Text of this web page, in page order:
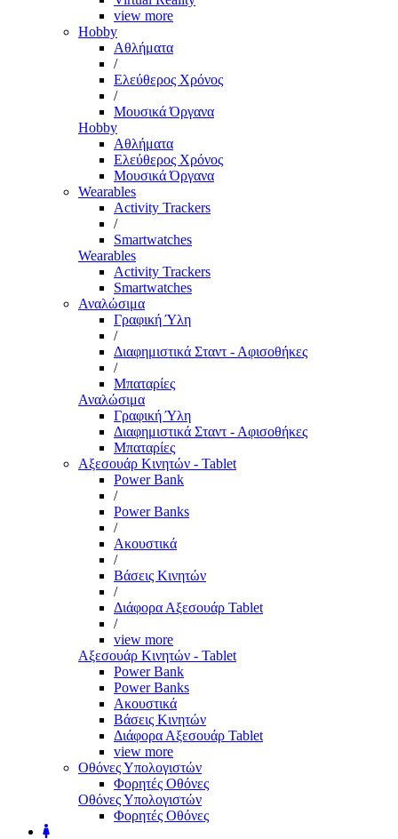
view more
Hobby
Αθλήματα
/
Ελεύθερος Χρόνος
/
Μουσικά Όργανα
Hobby
Αθλήματα
Ελεύθερος Χρόνος
Μουσικά Όργανα
Wearables
Activity Trackers
/
Smartwatches
Wearables
Activity Trackers
Smartwatches
Αναλώσιμα
Γραφική Ύλη
/
Διαφημιστικά Σταντ - Αφισοθήκες
/
Μπαταρίες
Αναλώσιμα
Γραφική Ύλη
Διαφημιστικά Σταντ - Αφισοθήκες
Μπαταρίες
Αξεσουάρ Κινητών - Tablet
Power Bank
/
Power Banks
/
Ακουστικά
/
Βάσεις Κινητών
/
Διάφορα Αξεσουάρ Tablet
/
view more
Αξεσουάρ Κινητών - Tablet
Power Bank
Power Banks
Ακουστικά
Βάσεις Κινητών
Διάφορα Αξεσουάρ Tablet
view more
Οθόνες Υπολογιστών
Φορητές Οθόνες
Οθόνες Υπολογιστών
Φορητές Οθόνες